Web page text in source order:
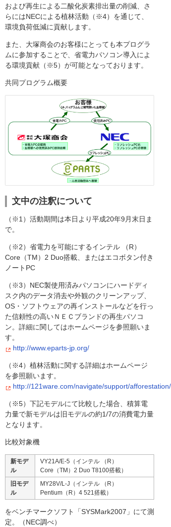
および再生による二酸化炭素排出量の削減、さ
らにはNECによる植林活動（※4）を通じて、
環境負荷低減に貢献します。
また、大塚商会のお客様にとっても本プログラ
ムに参加することで、省電力パソコン導入によ
る環境貢献（※5）が可能となっております。
共同プログラム概要
文中の注釈について
（※1）活動期間は本日より平成20年9月末日ま
で。
（※2）省電力を可能にするインテル （R）
Core（TM）2 Duo搭載、またはエコボタン付き
ノートPC
（※3）NEC製使用済みパソコンにハードディ
スク内のデータ消去や外観のクリーンアップ、
OS・ソフトウェアの再インストールなどを行っ
た信頼性の高いＮＥＣブランドの再生パソコ
ン。詳細に関してはホームページを参照願いま
す。
http://www.eparts-jp.org/
（※4）植林活動に関する詳細はホームページ
を参照願います。
http://121ware.com/navigate/support/afforestation/
（※5）下記モデルにて比較した場合、積算電
力量で新モデルは旧モデルの約1/7の消費電力量
となります。
比較対象機
新モデ
ル
VY21A/E-5（インテル （R）
Core（TM）2 Duo T8100搭載）
旧モデ
ル
MY28V/L-J（インテル （R）
Pentium（R）4 521搭載）
をベンチマークソフト「SYSMark2007」にて測
定。（NEC調べ）